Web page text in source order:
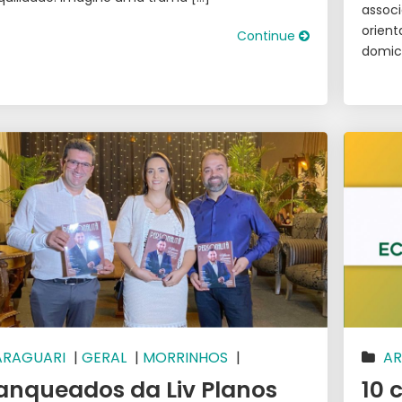
Continue
| GERAL | MORRINHOS |
da Liv Planos
10